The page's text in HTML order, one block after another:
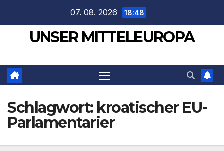
springen
07. 08. 2026 18:48
UNSER MITTELEUROPA
Schlagwort: kroatischer EU-
Parlamentarier